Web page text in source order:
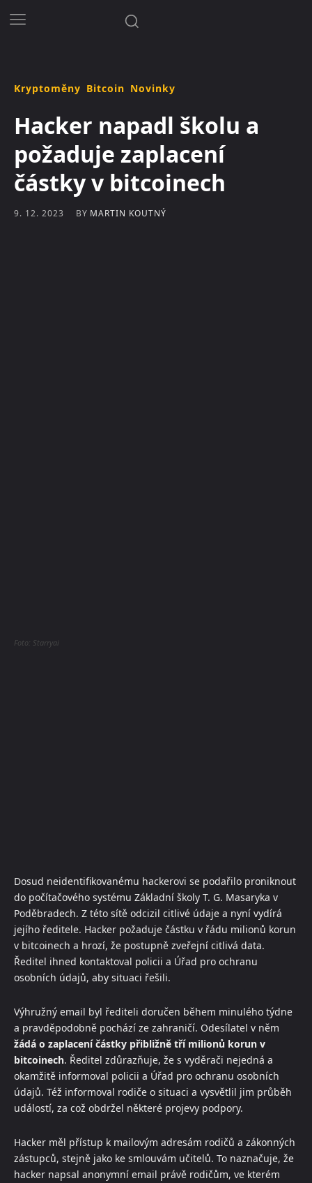
Kryptoměny Bitcoin Novinky
Hacker napadl školu a
požaduje zaplacení
částky v bitcoinech
9. 12. 2023 BY MARTIN KOUTNÝ
Foto: Starryai
Dosud neidentifikovanému hackerovi se podařilo proniknout
do počítačového systému Základní školy T. G. Masaryka v
Poděbradech. Z této sítě odcizil citlivé údaje a nyní vydírá
jejího ředitele. Hacker požaduje částku v řádu milionů korun
v bitcoinech a hrozí, že postupně zveřejní citlivá data.
Ředitel ihned kontaktoval policii a Úřad pro ochranu
osobních údajů, aby situaci řešili.
Výhružný email byl řediteli doručen během minulého týdne
a pravděpodobně pochází ze zahraničí. Odesílatel v něm
žádá o zaplacení částky přibližně tří milionů korun v
bitcoinech. Ředitel zdůrazňuje, že s vyděrači nejedná a
okamžitě informoval policii a Úřad pro ochranu osobních
údajů. Též informoval rodiče o situaci a vysvětlil jim průběh
událostí, za což obdržel některé projevy podpory.
Hacker měl přístup k mailovým adresám rodičů a zákonných
zástupců, stejně jako ke smlouvám učitelů. To naznačuje, že
hacker napsal anonymní email právě rodičům, ve kterém